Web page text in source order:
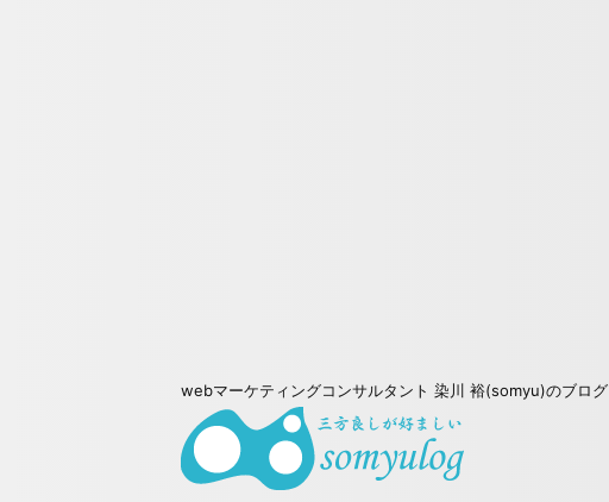
webマーケティングコンサルタント 染川 裕(somyu)のブログ